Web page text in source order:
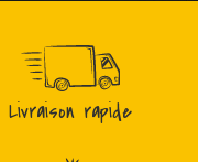
Livraison rapide